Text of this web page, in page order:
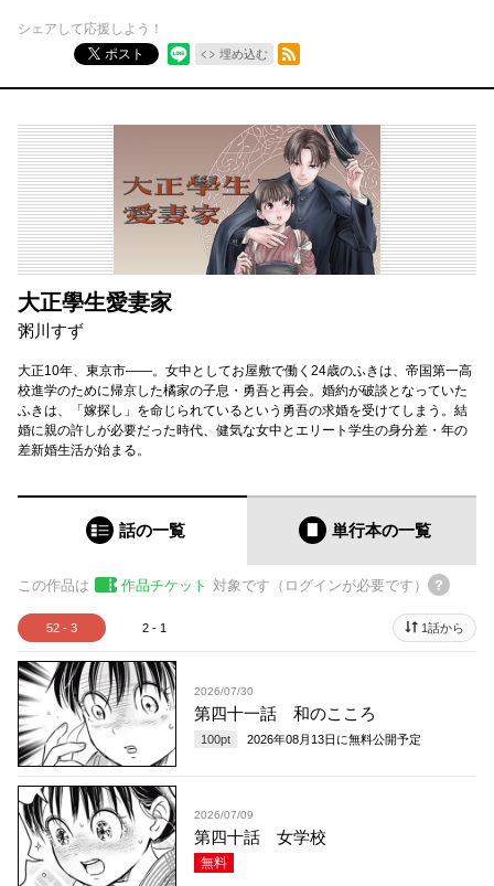
シェアして応援しよう！
ポスト
埋め込む
RSSフィード
大正學生愛妻家
粥川すず
大正10年、東京市――。女中としてお屋敷で働く24歳のふきは、帝国第一高
校進学のために帰京した橘家の子息・勇吾と再会。婚約が破談となっていた
ふきは、「嫁探し」を命じられているという勇吾の求婚を受けてしまう。結
婚に親の許しが必要だった時代、健気な女中とエリート学生の身分差・年の
差新婚生活が始まる。
話の一覧 単行本の一覧
この作品は 作品チケット 対象です（ログインが必要です）
52 - 3 2 - 1 1話から
2026/07/30
第四十一話 和のこころ
100pt 2026年08月13日 に無料公開予定
2026/07/09
第四十話 女学校
無料